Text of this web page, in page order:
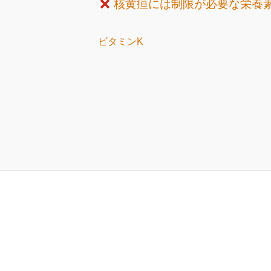
核黄疸には制限が必要な栄養
ビタミンK